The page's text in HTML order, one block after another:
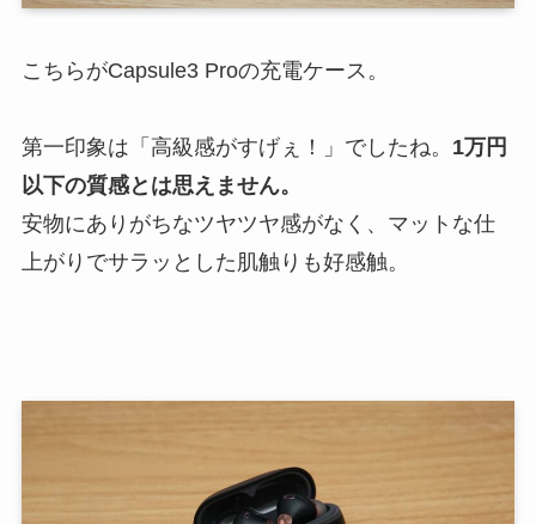
こちらがCapsule3 Proの充電ケース。
第一印象は「高級感がすげぇ！」でしたね。 1万円
以下の質感とは思えません。
安物にありがちなツヤツヤ感がなく、マットな仕
上がりでサラッとした肌触りも好感触。